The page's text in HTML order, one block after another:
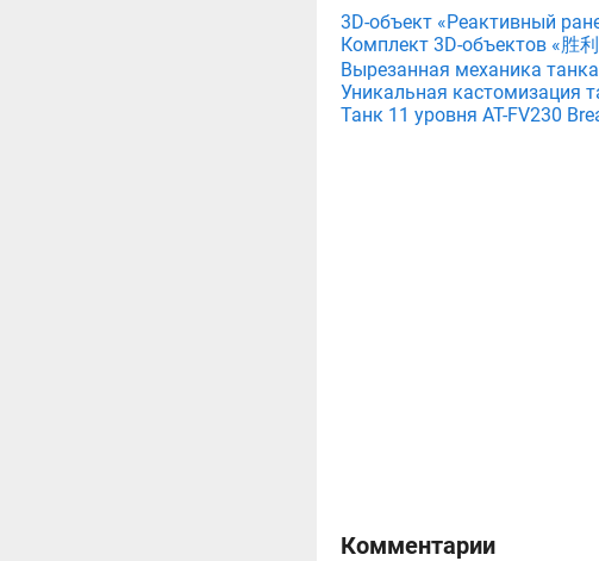
3D-объект «Реактивный
Комплект 3D-объектов «胜
Вырезанная механика
Уникальная кастомизация
Танк 11 уровня AT-FV230
Комментарии